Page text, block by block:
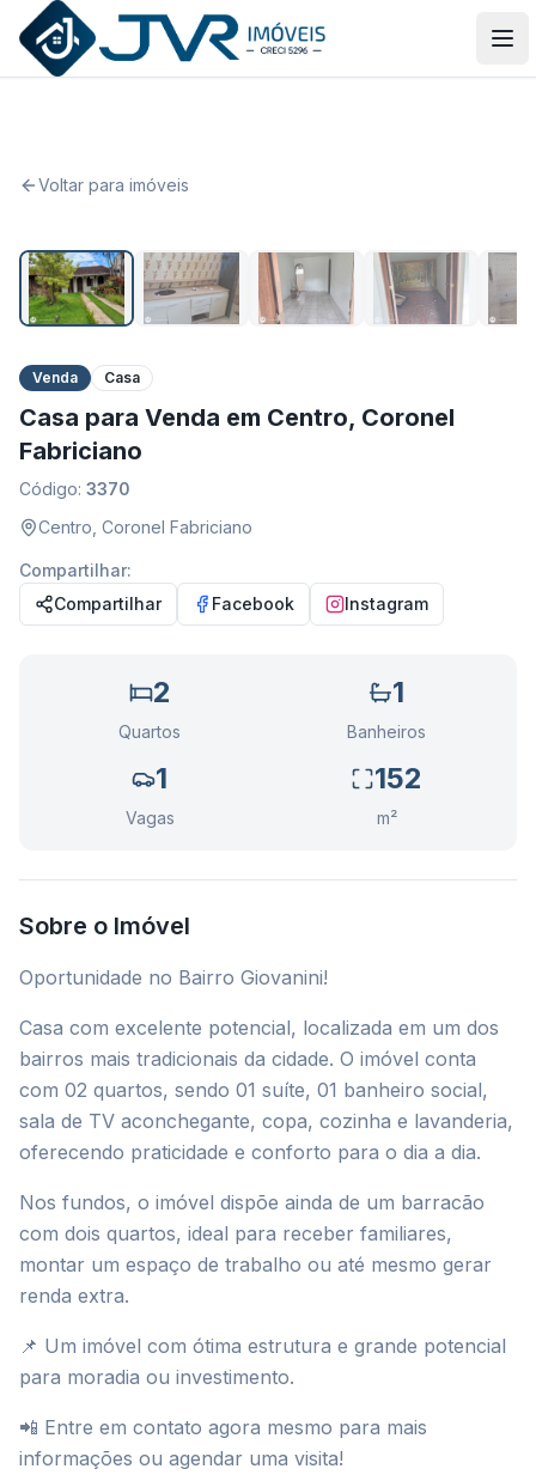
JVR Imóveis
Voltar para imóveis
Venda Casa
Casa para Venda em Centro, Coronel
Fabriciano
Código: 3370
Centro Coronel Fabriciano
Compartilhar:
Compartilhar
Facebook Instagram
2
Quartos
1
Banheiros
1
Vagas
152
m²
Sobre o Imóvel
Oportunidade no Bairro Giovanini!
Casa com excelente potencial, localizada em um dos
bairros mais tradicionais da cidade. O imóvel conta
com 02 quartos, sendo 01 suíte, 01 banheiro social,
sala de TV aconchegante, copa, cozinha e lavanderia,
oferecendo praticidade e conforto para o dia a dia.
Nos fundos, o imóvel dispõe ainda de um barracão
com dois quartos, ideal para receber familiares,
montar um espaço de trabalho ou até mesmo gerar
renda extra.
📌 Um imóvel com ótima estrutura e grande potencial
para moradia ou investimento.
📲 Entre em contato agora mesmo para mais
informações ou agendar uma visita!